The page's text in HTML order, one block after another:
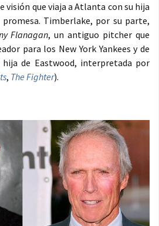
visión que viaja a Atlanta con su hija
promesa. Timberlake, por su parte,
Flanagan, un antiguo pitcher que
para los New York Yankees y de
de Eastwood, interpretada por
, The Fighter).